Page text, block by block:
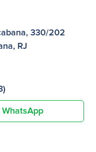
330/202
RJ